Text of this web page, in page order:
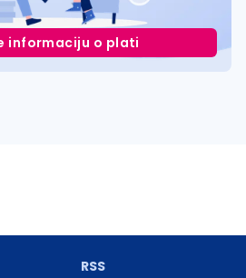
informaciju o plati
RSS